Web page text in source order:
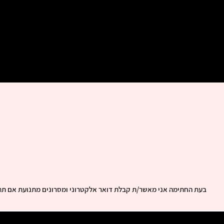
בעת החתימה אני מאשר/ת קבלת דואר אלקטרוני ומסרונים מתנועת אם